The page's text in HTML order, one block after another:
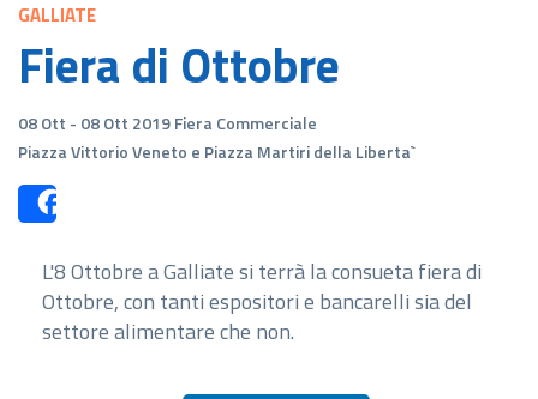
GALLIATE
Fiera di Ottobre
08 Ott - 08 Ott 2019 Fiera Commerciale
Piazza Vittorio Veneto e Piazza Martiri della Liberta`
L'8 Ottobre a Galliate si terrà la consueta fiera di
Ottobre, con tanti espositori e bancarelli sia del
settore alimentare che non.